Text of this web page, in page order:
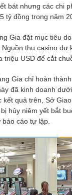
bát nhưng các chi
tỷ đồng trong năm
Gia đặt mục tiêu
thu casino
triệu USD để cắt
Gia chỉ hoàn
đã kinh doanh
quả trên, Sở
hủy niêm yết bắt
cáo tự lập.